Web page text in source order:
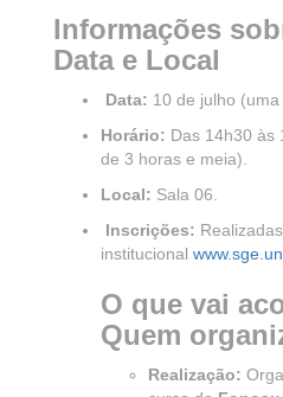
Informações
Data e Local
Data: 10 de julho (uma
Horário: Das 14h30 às
de 3 horas e meia).
Local: Sala 06.
Inscrições:
institucional
O que vai
Quem
Realização: